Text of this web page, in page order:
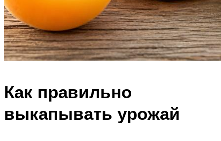
Как правильно
выкапывать урожай